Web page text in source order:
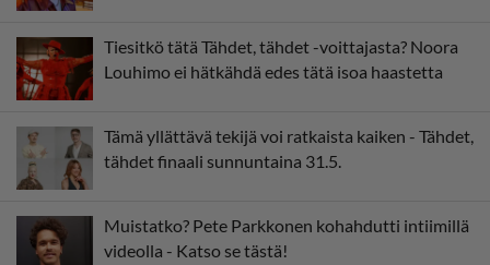
Tiesitkö tätä Tähdet, tähdet -voittajasta? Noora
Louhimo ei hätkähdä edes tätä isoa haastetta
Tämä yllättävä tekijä voi ratkaista kaiken - Tähdet,
tähdet finaali sunnuntaina 31.5.
Muistatko? Pete Parkkonen kohahdutti intiimillä
videolla - Katso se tästä!